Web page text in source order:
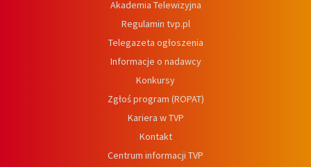
Akademia Telewizyjna
Regulamin tvp.pl
Telegazeta ogłoszenia
Informacje o nadawcy
Konkursy
Zgłoś program (ROPAT)
Kariera w TVP
Kontakt
Centrum informacji TVP